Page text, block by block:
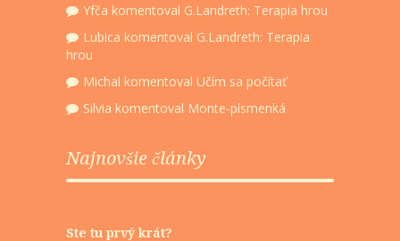
Yfča komentoval G.Landreth: Terapia hrou
Lubica komentoval G.Landreth: Terapia
hrou
Michal komentoval Učím sa počítať
Silvia komentoval Monte-písmenká
Najnovšie články
Ste tu prvý krát?